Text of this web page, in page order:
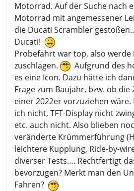
Motorrad. Auf der Suche nach
Motorrad mit angemessener
die Ducati Scrambler
Ducati!
Probefahrt war top, also werde
zuschlagen.
Aufgrund des
es eine Icon. Dazu hätte ich
Frage zum Baujahr, bzw. ob
einer 2022er vorzuziehen
ich nicht, TFT-Display nicht
etc. auch nicht. Also blieben
veränderte Krümmerführung
leichtere Kupplung, Ride-by-
diverser Tests…. Rechtfertigt
bevorzugen? Merkt man den
Fahren?